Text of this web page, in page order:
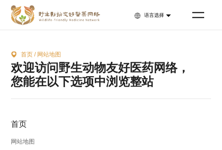
语言选择
首页 / 网站地图
欢迎访问野生动物友好医药网络，
您能在以下选项中浏览整站
首页
网站地图